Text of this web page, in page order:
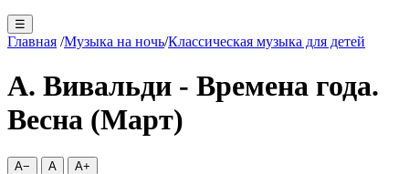
☰
Главная /Музыка на ночь/Классическая музыка для детей
А. Вивальди - Времена года.
Весна (Март)
A− A A+